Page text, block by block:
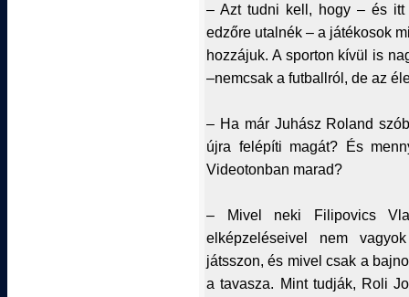
– Azt tudni kell, hogy – és itt
edzőre utalnék – a játékosok
hozzájuk. A sporton kívül is
–nemcsak a futballról, de az
– Ha már Juhász Roland
újra felépíti magát? És
Videotonban marad?
– Mivel neki Filipovics
elképzeléseivel nem
játsszon, és mivel csak a
a tavasza. Mint tudják, Roli